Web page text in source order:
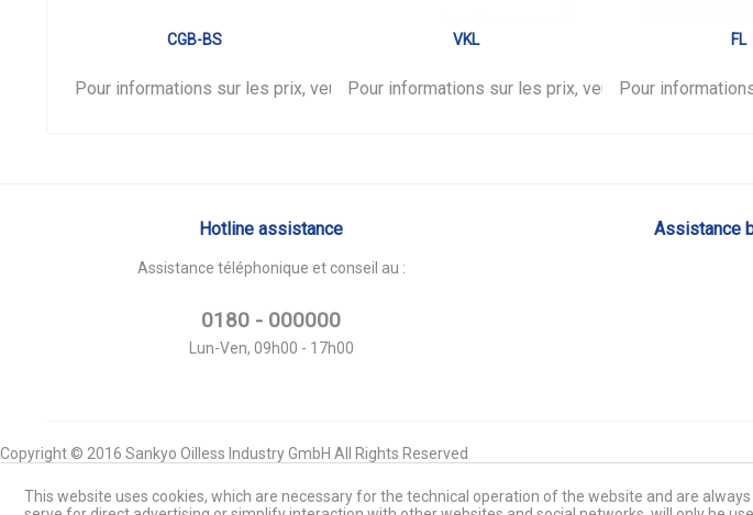
CGB-BS
Pour informations sur les prix, veuillez vousconnecter.
VKL
Pour informations sur les prix, veuillez vous
FL
Pour
Hotline assistance
Assistance téléphonique et conseil au :
0180 - 000000
Lun-Ven, 09h00 - 17h00
Assistance
Copyright © 2016 Sankyo Oilless Industry GmbH All Rights Reserved
This website uses cookies, which are necessary for the technical operation of the website and are